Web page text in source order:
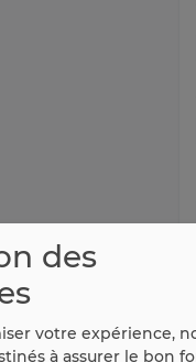
des
votre expérience,
à assurer le bon